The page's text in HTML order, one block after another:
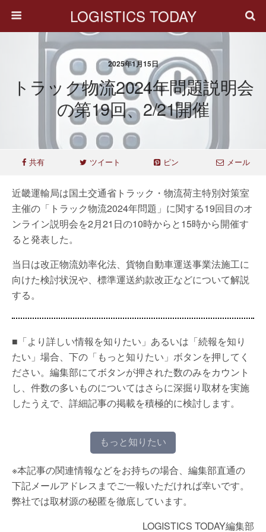
LOGISTICS TODAY
2025年1月15日
トラック物流2024年問題説明会
の第19回、2/21開催
共有 ツイート ピン メール
近畿運輸局は国土交通省トラック・物流荷主特別対策室
主催の「トラック物流2024年問題」に関する19回目のオ
ンライン説明会を2月21日の10時からと15時から開催す
ると発表した。
当日は改正物流効率化法、貨物自動車運送事業法施工に
向けた検討状況や、標準運送約款改正などについて解説
する。
■「より詳しい情報を知りたい」あるいは「続報を知り
たい」場合、下の「もっと知りたい」ボタンを押してく
ださい。編集部にてボタンが押された数のみをカウント
し、件数の多いものについてはさらに深掘り取材を実施
したうえで、詳細記事の掲載を積極的に検討します。
もっと知りたい
※本記事の関連情報などをお持ちの場合、編集部直通の
下記メールアドレスまでご一報いただければ幸いです。
弊社では取材源の秘匿を徹底しています。
LOGISTICS TODAY編集部